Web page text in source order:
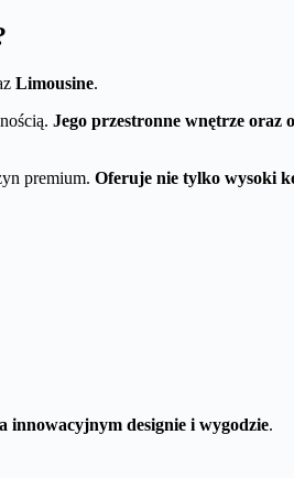
Limousine.
Jego przestronne wnętrze oraz
premium. Oferuje nie tylko wysoki
innowacyjnym designie i wygodzie.